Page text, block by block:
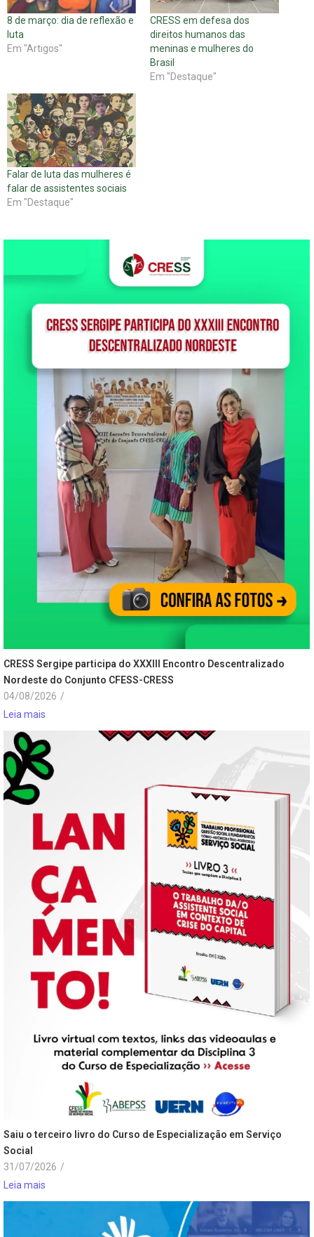
8 de março: dia de reflexão e
luta
Em "Artigos"
CRESS em defesa dos
direitos humanos das
meninas e mulheres do
Brasil
Em "Destaque"
Falar de luta das mulheres é
falar de assistentes sociais
Em "Destaque"
CRESS Sergipe participa do XXXIII Encontro Descentralizado
Nordeste do Conjunto CFESS-CRESS
04/08/2026 /
Leia mais
Saiu o terceiro livro do Curso de Especialização em Serviço
Social
31/07/2026 /
Leia mais